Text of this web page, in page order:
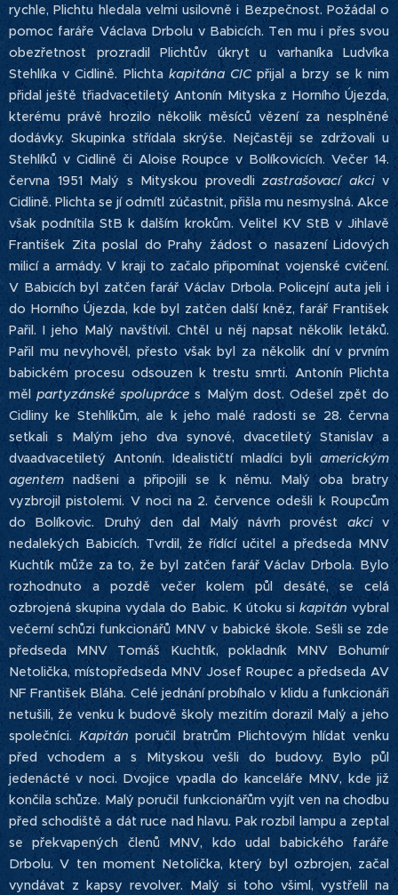
rychle, Plichtu hledala velmi usilovně i Bezpečnost. Požádal o
pomoc faráře Václava Drbolu v Babicích. Ten mu i přes svou
obezřetnost prozradil Plichtův úkryt u varhaníka Ludvíka
Stehlíka v Cidlině. Plichta kapitána CICpřijal a brzy se k nim
přidal ještě třiadvacetiletý Antonín Mityska z Horního Újezda,
kterému právě hrozilo několik měsíců vězení za nesplněné
dodávky. Skupinka střídala skrýše. Nejčastěji se zdržovali u
Stehlíků v Cidlině či Aloise Roupce v Bolíkovicích. Večer 14.
června 1951 Malý s Mityskou provedli zastrašovací akciv
Cidlině. Plichta se jí odmítl zúčastnit, přišla mu nesmyslná. Akce
však podnítila StB k dalším krokům. Velitel KV StB v Jihlavě
František Zita poslal do Prahy žádost o nasazení Lidových
milicí a armády. V kraji to začalo připomínat vojenské cvičení.
V Babicích byl zatčen farář Václav Drbola. Policejní auta jeli i
do Horního Újezda, kde byl zatčen další kněz, farář František
Pařil. I jeho Malý navštívil. Chtěl u něj napsat několik letáků.
Pařil mu nevyhověl, přesto však byl za několik dní v prvním
babickém procesu odsouzen k trestu smrti. Antonín Plichta
mělpartyzánské spolupráces Malým dost. Odešel zpět do
Cidliny ke Stehlíkům, ale k jeho malé radosti se 28. června
setkali s Malým jeho dva synové, dvacetiletý Stanislav a
dvaadvacetiletý Antonín. Idealističtí mladíci byli americkým
agentemnadšeni a připojili se k němu. Malý oba bratry
vyzbrojil pistolemi. V noci na 2. července odešli k Roupcům
do Bolíkovic. Druhý den dal Malý návrh provést akciv
nedalekých Babicích. Tvrdil, že řídící učitel a předseda MNV
Kuchtík může za to, že byl zatčen farář Václav Drbola. Bylo
rozhodnuto a pozdě večer kolem půl desáté, se celá
ozbrojená skupina vydala do Babic. K útoku si kapitán vybral
večerní schůzi funkcionářů MNV v babické škole. Sešli se zde
předseda MNV Tomáš Kuchtík, pokladník MNV Bohumír
Netolička, místopředseda MNV Josef Roupec a předseda AV
NF František Bláha. Celé jednání probíhalo v klidu a funkcionáři
netušili, že venku k budově školy mezitím dorazil Malý a jeho
společníci. Kapitán poručil bratrům Plichtovým hlídat venku
před vchodem a s Mityskou vešli do budovy. Bylo půl
jedenácté v noci. Dvojice vpadla do kanceláře MNV, kde již
končila schůze. Malý poručil funkcionářům vyjít ven na chodbu
před schodiště a dát ruce nad hlavu. Pak rozbil lampu a zeptal
se překvapených členů MNV, kdo udal babického faráře
Drbolu. V ten moment Netolička, který byl ozbrojen, začal
vyndávat z kapsy revolver. Malý si toho všiml, vystřelil na